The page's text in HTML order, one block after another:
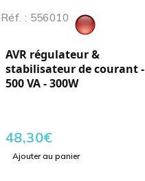
Réf. : 556010
AVR régulateur &
stabilisateur de courant -
500 VA - 300W
48,30€
Ajouter au panier